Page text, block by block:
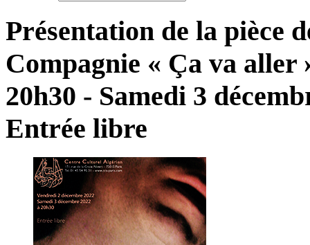
Présentation de la pièce
Compagnie « Ça va aller
20h30 - Samedi 3
Entrée libre